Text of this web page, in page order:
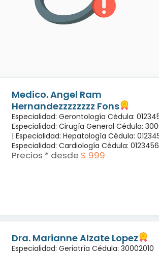
Medico. Angel Ram
Hernandezzzzzzzz Fons
Especialidad: Gerontología Cédula:
Especialidad: Cirugía General Cédula:
| Especialidad: Hepatología Cédula:
Especialidad: Cardiología Cédula:
Precios * desde $ 999
Dra. Marianne Alzate Lopez
Especialidad: Geriatría Cédula: 30002010